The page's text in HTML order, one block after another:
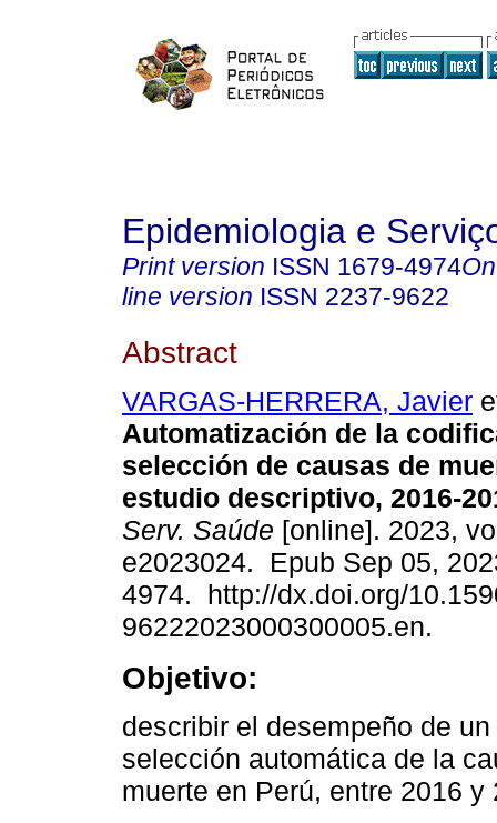
Epidemiologia e
Print version ISSN 1679-4974
line version ISSN 2237-9622
Abstract
VARGAS-HERRERA, Javier
Automatización de la
selección de causas de
estudio descriptivo, 2016-
Serv. Saúde [online]. 2023,
e2023024. Epub Sep 05,
4974. http://dx.doi.org/
96222023000300005.en.
Objetivo:
describir el desempeño de
selección automática de la
muerte en Perú, entre 2016 y